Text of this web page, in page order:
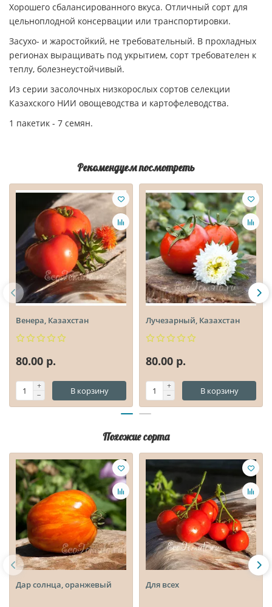
Хорошего сбалансированного вкуса. Отличный сорт для
цельноплодной консервации или транспортировки.
Засухо- и жаростойкий, не требовательный. В прохладных
регионах выращивать под укрытием, сорт требователен к
теплу, болезнеустойчивый.
Из серии засолочных низкорослых сортов селекции
Казахского НИИ овощеводства и картофелеводства.
1 пакетик - 7 семян.
Рекомендуем посмотреть
Венера, Казахстан
80.00 р.
В корзину
Лучезарный, Казахстан
80.00 р.
В корзину
Похожие сорта
Дар солнца, оранжевый Для всех